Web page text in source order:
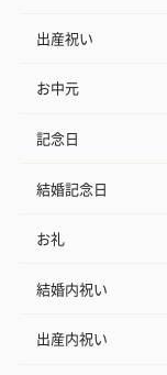
出産祝い
お中元
記念日
結婚記念日
お礼
結婚内祝い
出産内祝い